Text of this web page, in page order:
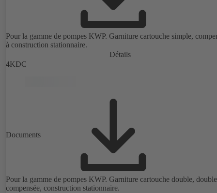
Pour la gamme de pompes KWP. Garniture cartouche simple,
à construction stationnaire.
Détails
4KDC
Documents
Pour la gamme de pompes KWP. Garniture cartouche double,
compensée, construction stationnaire.